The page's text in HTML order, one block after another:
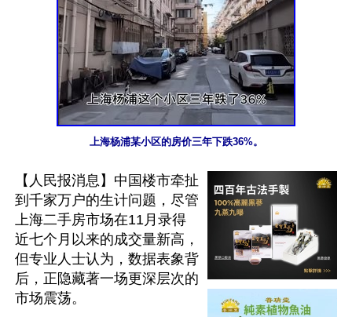
上海杨浦某小区的房价三年下跌36%。
【人民报消息】中国楼市牵扯
到千家万户的生计问题，尽管
上海二手房市场在11月录得
近七个月以来的成交量新高，
但专业人士认为，数据表象背
后，正隐藏著一场更深层次的
市场震荡。